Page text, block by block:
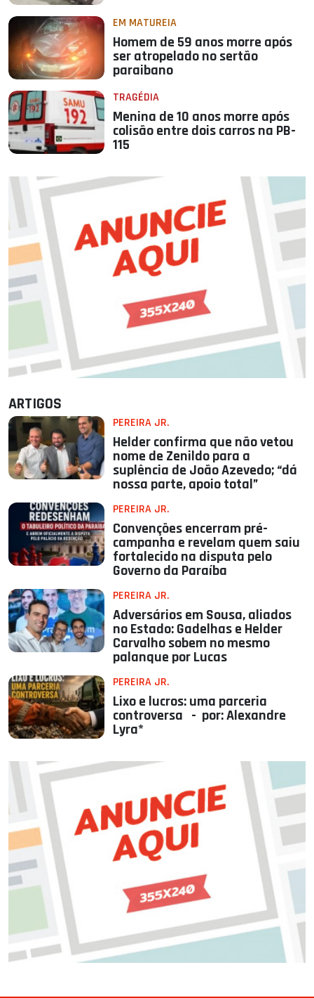
EM MATUREIA
Homem de 59 anos morre após
ser atropelado no sertão
paraibano
TRAGÉDIA
Menina de 10 anos morre após
colisão entre dois carros na PB-
115
ARTIGOS
PEREIRA JR.
Helder confirma que não vetou
nome de Zenildo para a
suplência de João Azevedo; “dá
nossa parte, apoio total”
PEREIRA JR.
Convenções encerram pré-
campanha e revelam quem saiu
fortalecido na disputa pelo
Governo da Paraíba
PEREIRA JR.
Adversários em Sousa, aliados
no Estado: Gadelhas e Helder
Carvalho sobem no mesmo
palanque por Lucas
PEREIRA JR.
Lixo e lucros: uma parceria
controversa - por: Alexandre
Lyra*